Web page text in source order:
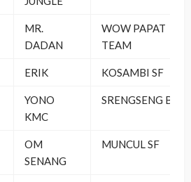
MR.
DADAN
WOW PAPAT
TEAM
ERIK KOSAMBI SF
YONO
KMC
SRENGSENG BC
OM
SENANG
MUNCUL SF